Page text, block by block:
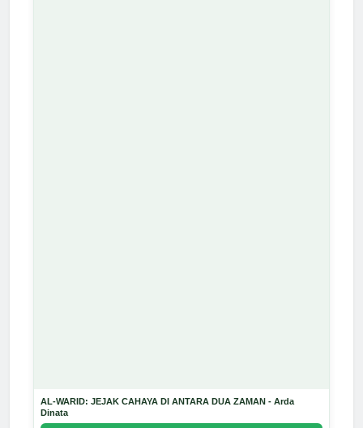
AL-WARID: JEJAK CAHAYA DI ANTARA DUA ZAMAN - Arda
Dinata